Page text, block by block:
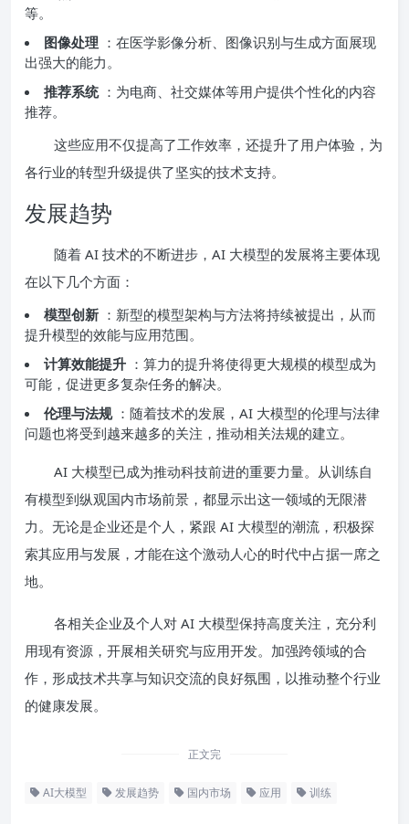
等。
图像处理 ：在医学影像分析、图像识别与生成方面展现
出强大的能力。
推荐系统 ：为电商、社交媒体等用户提供个性化的内容
推荐。
这些应用不仅提高了工作效率，还提升了用户体验，为
各行业的转型升级提供了坚实的技术支持。
发展趋势
随着 AI 技术的不断进步，AI 大模型的发展将主要体现
在以下几个方面：
模型创新 ：新型的模型架构与方法将持续被提出，从而
提升模型的效能与应用范围。
计算效能提升 ：算力的提升将使得更大规模的模型成为
可能，促进更多复杂任务的解决。
伦理与法规 ：随着技术的发展，AI 大模型的伦理与法律
问题也将受到越来越多的关注，推动相关法规的建立。
AI 大模型已成为推动科技前进的重要力量。从训练自
有模型到纵观国内市场前景，都显示出这一领域的无限潜
力。无论是企业还是个人，紧跟 AI 大模型的潮流，积极探
索其应用与发展，才能在这个激动人心的时代中占据一席之
地。
各相关企业及个人对 AI 大模型保持高度关注，充分利
用现有资源，开展相关研究与应用开发。加强跨领域的合
作，形成技术共享与知识交流的良好氛围，以推动整个行业
的健康发展。
正文完
AI大模型 发展趋势 国内市场 应用 训练